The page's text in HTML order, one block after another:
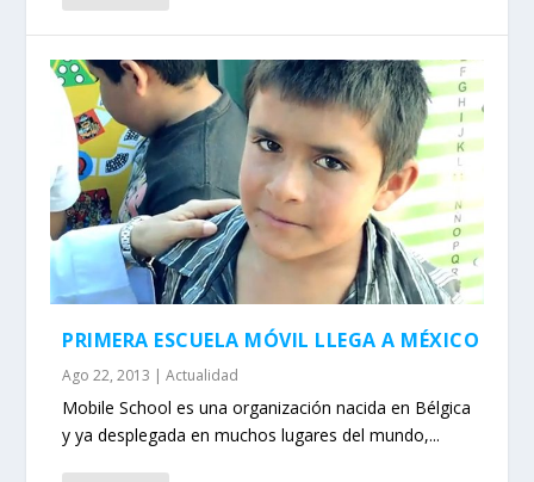
PRIMERA ESCUELA MÓVIL LLEGA A MÉXICO
Ago 22, 2013 |Actualidad
Mobile School es una organización nacida en Bélgica
y ya desplegada en muchos lugares del mundo,...